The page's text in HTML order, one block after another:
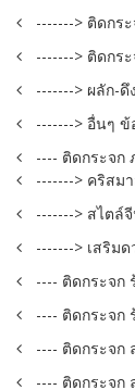
-------> ติดกร
-------> ติดกร
-------> ผลัก-ดึ
-------> อื่นๆ
---- ติดกระจก
-------> คริสม
-------> สไตล์
-------> เสริม
---- ติดกระจก
---- ติดกระจก
---- ติดกระจก
---- ติดกระจก